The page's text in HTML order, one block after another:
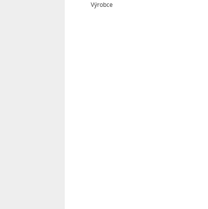
Výrobce